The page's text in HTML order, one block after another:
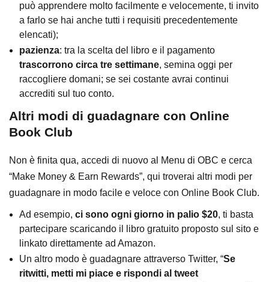
può apprendere molto facilmente e velocemente, ti invito
a farlo se hai anche tutti i requisiti precedentemente
elencati);
pazienza: tra la scelta del libro e il pagamento
trascorrono circa tre settimane, semina oggi per
raccogliere domani; se sei costante avrai continui
accrediti sul tuo conto.
Altri modi di guadagnare con Online
Book Club
Non è finita qua, accedi di nuovo al Menu di OBC e cerca
“Make Money & Earn Rewards”, qui troverai altri modi per
guadagnare in modo facile e veloce con Online Book Club.
Ad esempio, ci sono ogni giorno in palio $20, ti basta
partecipare scaricando il libro gratuito proposto sul sito e
linkato direttamente ad Amazon.
Un altro modo è guadagnare attraverso Twitter, “Se
ritwitti, metti mi piace e rispondi al tweet